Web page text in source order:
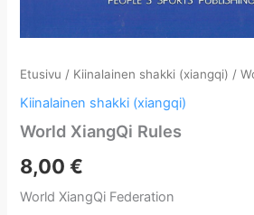
Etusivu / Kiinalainen shakki (xiangqi) /
Kiinalainen shakki (xiangqi)
World XiangQi Rules
8,00€
World XiangQi Federation